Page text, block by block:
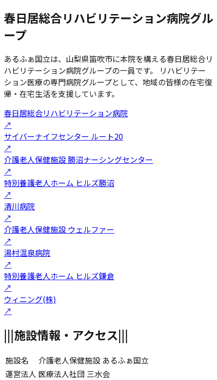
春日居総合リハビリテーション病院グル
ープ
あるふぁ国立は、山梨県笛吹市に本院を構える春日居総合リ
ハビリテーション病院グループの一員です。 リハビリテー
ション医療の専門病院グループとして、地域の皆様の在宅復
帰・在宅生活を支援しています。
春日居総合リハビリテーション病院
↗
サイバーナイフセンター ルート20
↗
介護老人保健施設 勝沼ナーシングセンター
↗
特別養護老人ホーム ヒルズ勝沼
↗
清川病院
↗
介護老人保健施設 ウェルファー
↗
湯村温泉病院
↗
特別養護老人ホーム ヒルズ鎌倉
↗
ウィニング(株)
↗
|||施設情報・アクセス|||
施設名
介護老人保健施設 あるふぁ国立
運営法人 医療法人社団 三水会